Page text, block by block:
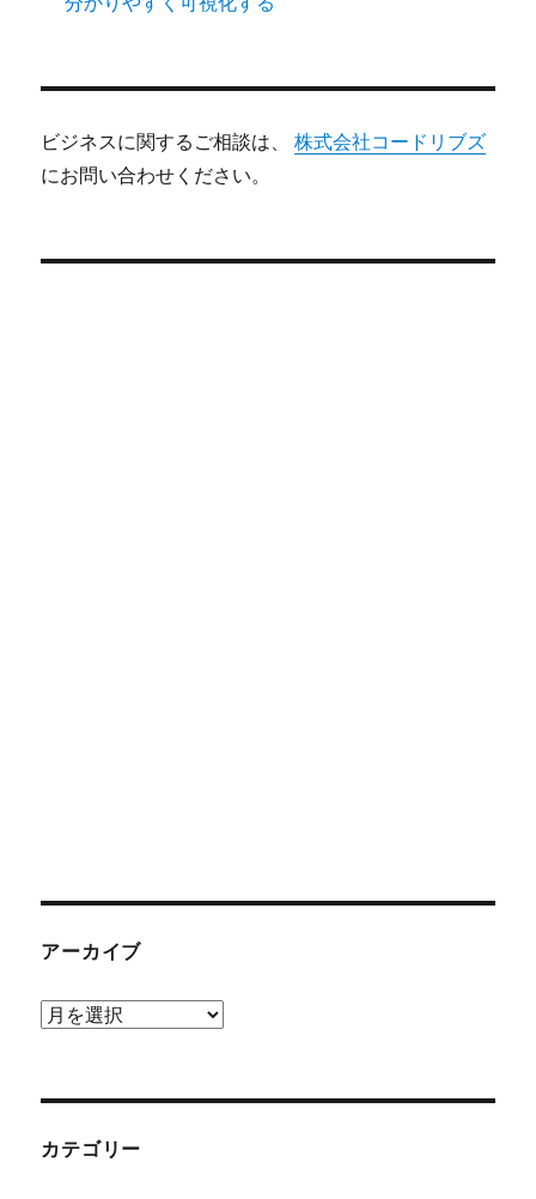
ビジネスに関するご相談は、株式会社コードリブズ
にお問い合わせください。
アーカイブ
ア
ブ
カテゴリー